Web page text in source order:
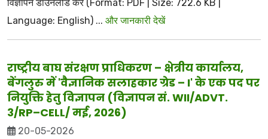
विज्ञापन डाउनलोड करें (Format: PDF | Size: 722.6 KB |
Language: English) ... और जानकारी देखें
राष्ट्रीय बाघ संरक्षण प्राधिकरण – क्षेत्रीय कार्यालय,
बेंगलुरु में 'वैज्ञानिक सलाहकार ग्रेड – I' के एक पद पर
नियुक्ति हेतु विज्ञापन (विज्ञापन सं. WII/ADVT.
3/RP–CELL/ मई, 2026)
20-05-2026